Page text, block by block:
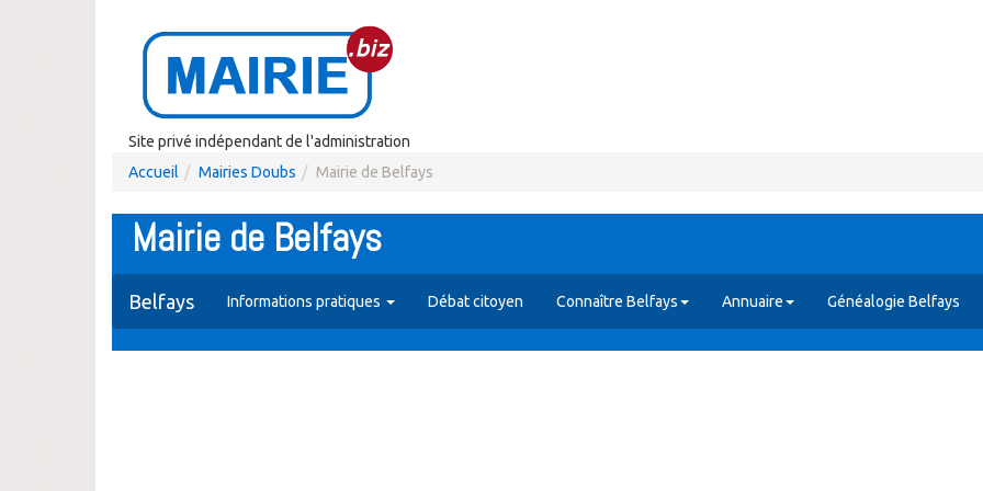
Site privé indépendant de l'administration
Accueil
Mairies Doubs Mairie de Belfays
Mairie de Belfays
Belfays Informations pratiques Débat citoyen Connaître Belfays Annuaire Généalogie Belfays